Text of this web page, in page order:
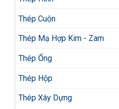
Thép Cuộn
Thép Mạ Hợp Kim - Zam
Thép Ống
Thép Hộp
Thép Xây Dựng